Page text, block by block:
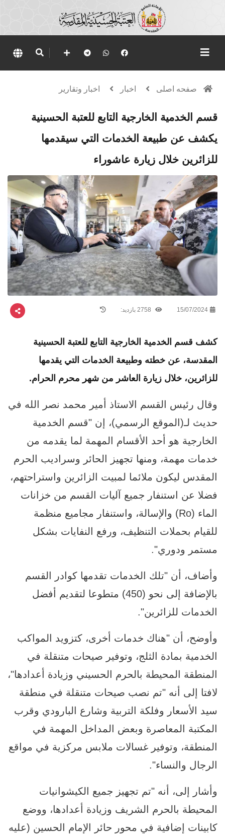
صفحه اصلی اخبار اخبار وتقارير
قسم الخدمية الخارجية التابع للعتبة الحسينية
يكشف عن طبيعة الخدمات التي سيقدمها
للزائرين خلال زيارة عاشوراء
15/07/2024
كشف قسم الخدمية الخارجية التابع للعتبة الحسينية
المقدسة، عن خطته وطبيعة الخدمات التي يقدمها
للزائرين، خلال زيارة العاشر من شهر محرم الحرام.
وقال رئيس القسم الاستاذ أمير محمد نصر الله في
حديث لـ(الموقع الرسمي)، إن "قسم الخدمية
الخارجية هو أحد الأقسام المهمة لما يقدمه من
خدمات مهمة، ومنها تجهيز الحائر وسراديب الحرم
المقدس ليكون ملائما لمبيت الزائرين واستراحتهم،
فضلا عن استنفار جميع آليات القسم من خزانات
الماء (Ro) والإسالة، واستنفار مجاميع منظمة
للقيام بحملات التنظيف، ورفع النفايات بشكل
مستمر ودوري".
وأضاف، أن "تلك الخدمات تقدمها كوادر القسم
بالإضافة إلى نحو (450) متطوعا لتقديم أفضل
الخدمات للزائرين".
وأوضح، أن "هناك خدمات أخرى، كتزويد المواكب
الخدمية بمادة الثلج، وتوفير صيحات متنقلة في
المنطقة المحيطة بالحرم الحسيني وزيادة أعدادها"،
لافتا إلى أنه "تم نصب صيحات متنقلة في منطقة
سيد الأسعار وفلكة التربية وشارع البارودي وقرب
المكتبة المعاصرة وبعض المداخل المهمة في
المنطقة، وتوفير غسالات ملابس مركزية في مواقع
الرجال والنساء".
وأشار إلى، أنه "تم تجهيز جميع الكيشوانيات
المحيطة بالحرم الشريف وزيادة أعدادها، ووضع
كابينات إضافية في محور حائر الإمام الحسين (عليه